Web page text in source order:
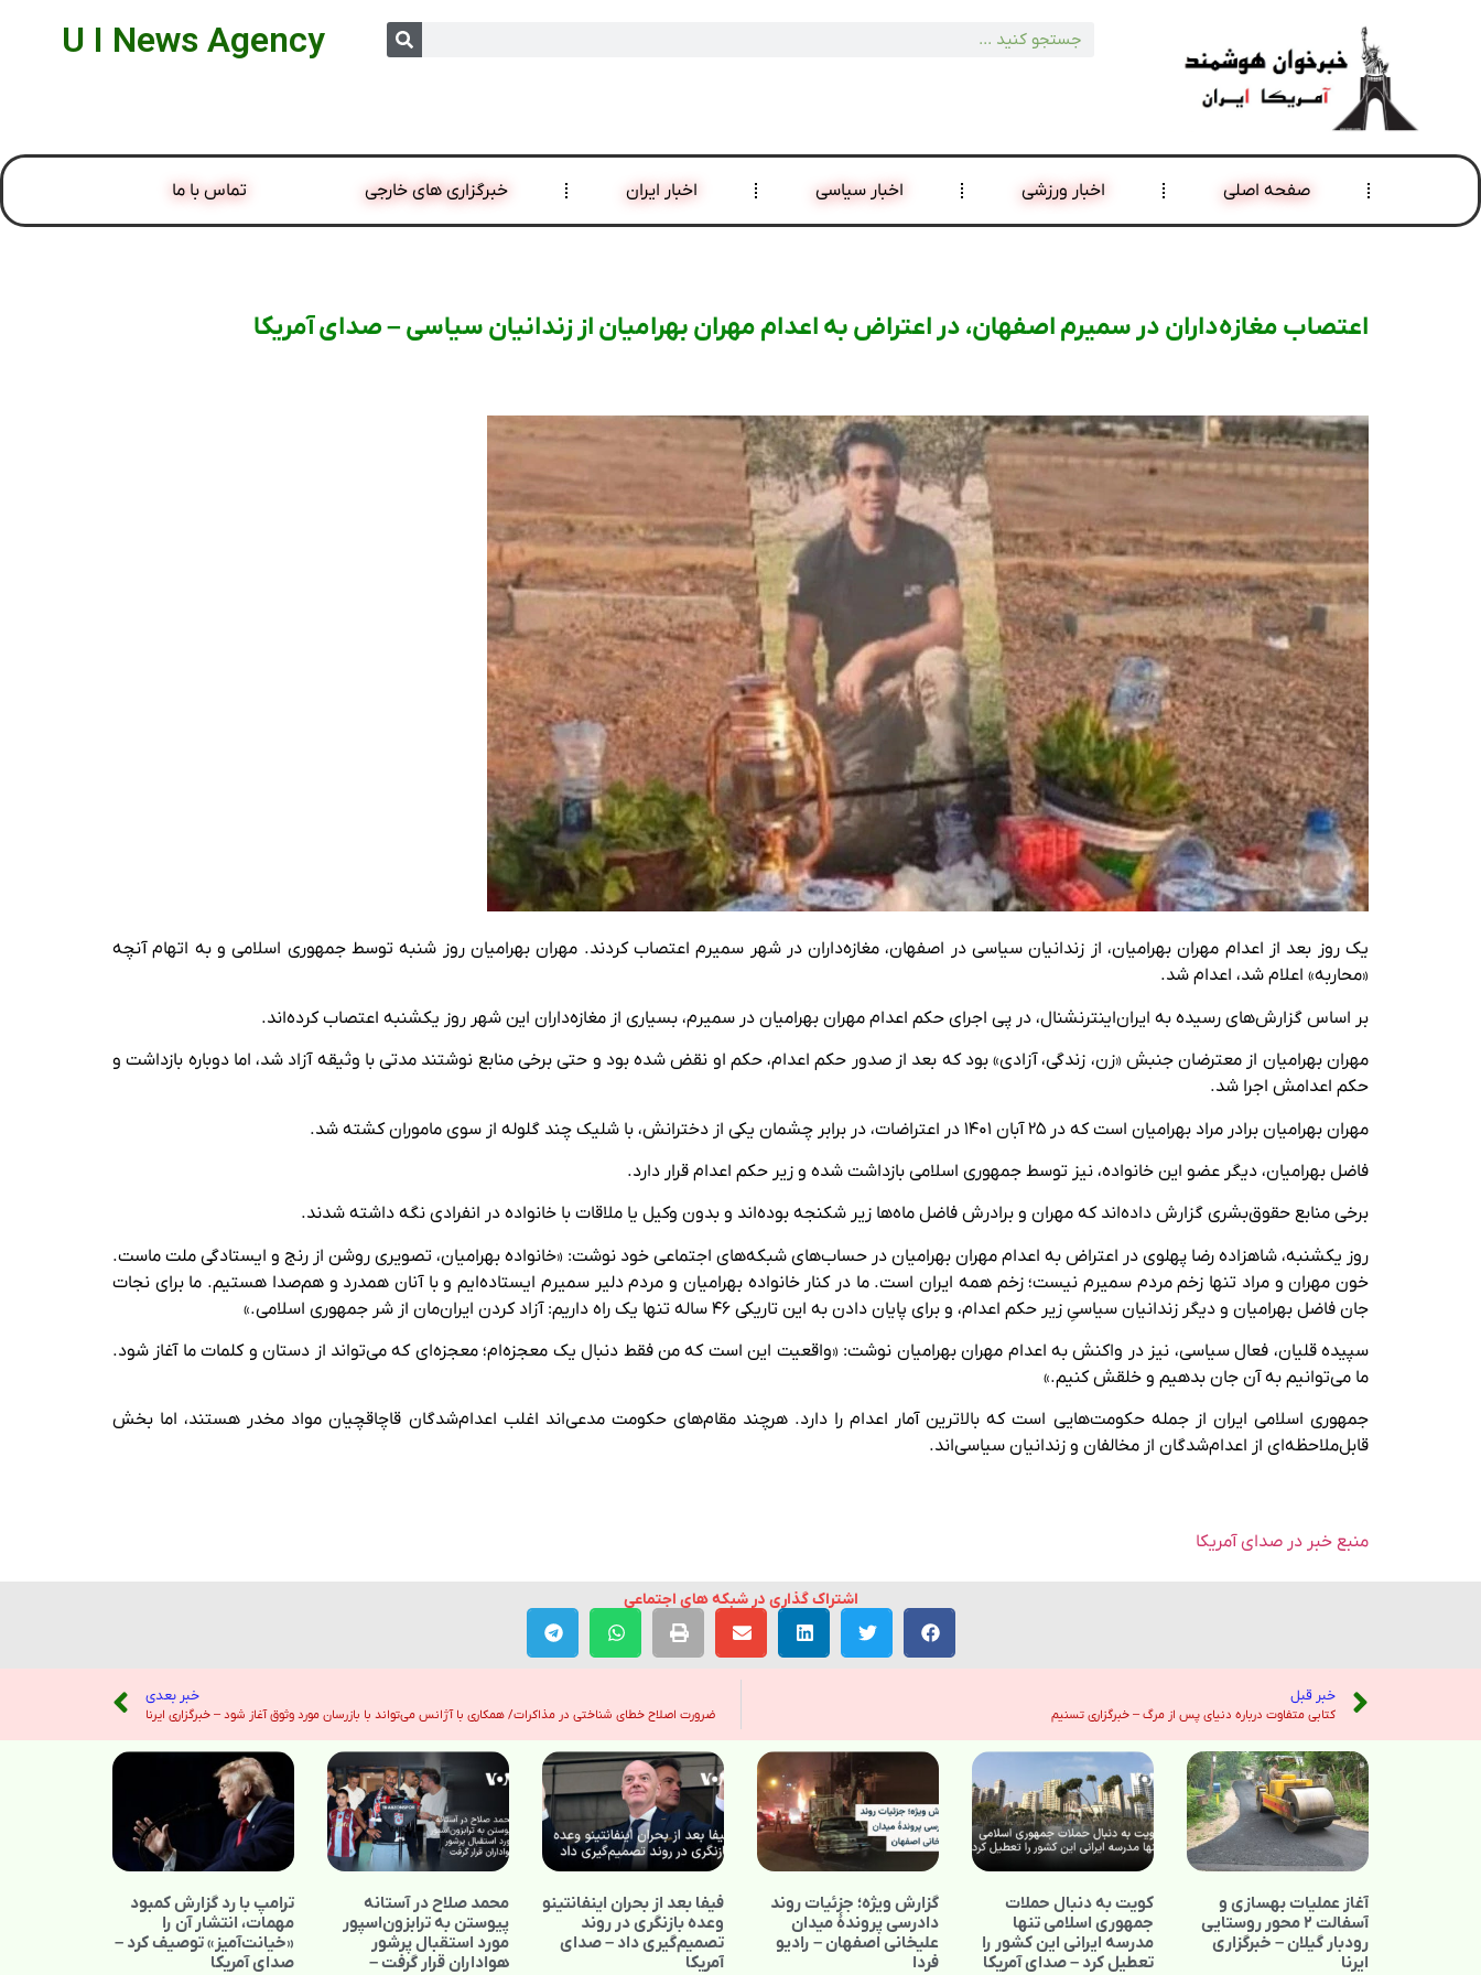
U I News Agency
صفحه اصلی اخبار ورزشی اخبار سیاسی اخبار ایران خبرگزاری های خارجی تماس با ما
اعتصاب مغازه‌داران در سمیرم اصفهان، در اعتراض به اعدام مهران بهرامیان از زندانیان سیاسی – صدای آمریکا
یک روز بعد از اعدام مهران بهرامیان، از زندانیان سیاسی در اصفهان، مغازه‌داران در شهر سمیرم اعتصاب کردند. مهران بهرامیان روز شنبه توسط جمهوری اسلامی و به اتهام آنچه
«محاربه» اعلام شد، اعدام شد.
بر اساس گزارش‌های رسیده به ایران‌اینترنشنال، در پی اجرای حکم اعدام مهران بهرامیان در سمیرم، بسیاری از مغازه‌داران این شهر روز یکشنبه اعتصاب کرده‌اند.
مهران بهرامیان از معترضان جنبش «زن، زندگی، آزادی» بود که بعد از صدور حکم اعدام، حکم او نقض شده بود و حتی برخی منابع نوشتند مدتی با وثیقه آزاد شد، اما دوباره بازداشت و
حکم اعدامش اجرا شد.
مهران بهرامیان برادر مراد بهرامیان است که در ۲۵ آبان ۱۴۰۱ در اعتراضات، در برابر چشمان یکی از دخترانش، با شلیک چند گلوله از سوی ماموران کشته شد.
فاضل بهرامیان، دیگر عضو این خانواده، نیز توسط جمهوری اسلامی بازداشت شده و زیر حکم اعدام قرار دارد.
برخی منابع حقوق‌بشری گزارش داده‌اند که مهران و برادرش فاضل ماه‌ها زیر شکنجه بوده‌اند و بدون وکیل یا ملاقات با خانواده در انفرادی نگه داشته شدند.
روز یکشنبه، شاهزاده رضا پهلوی در اعتراض به اعدام مهران بهرامیان در حساب‌های شبکه‌های اجتماعی خود نوشت: «خانواده بهرامیان، تصویری روشن از رنج و ایستادگی ملت ماست.
خون مهران و مراد تنها زخم مردم سمیرم نیست؛ زخم همه ایران است. ما در کنار خانواده بهرامیان و مردم دلیر سمیرم ایستاده‌ایم و با آنان همدرد و هم‌صدا هستیم. ما برای نجات
جان فاضل بهرامیان و دیگر زندانیان سیاسیِ زیر حکم اعدام، و برای پایان دادن به این تاریکی ۴۶ ساله تنها یک راه داریم: آزاد کردن ایران‌مان از شر جمهوری اسلامی.»
سپیده قلیان، فعال سیاسی، نیز در واکنش به اعدام مهران بهرامیان نوشت: «واقعیت این است که من فقط دنبال یک معجزه‌ام؛ معجزه‌ای که می‌تواند از دستان و کلمات ما آغاز شود.
ما می‌توانیم به آن جان بدهیم و خلقش کنیم.»
جمهوری اسلامی ایران از جمله حکومت‌هایی است که بالاترین آمار اعدام را دارد. هرچند مقام‌های حکومت مدعی‌اند اغلب اعدام‌شدگان قاچاقچیان مواد مخدر هستند، اما بخش
قابل‌ملاحظه‌ای از اعدام‌شدگان از مخالفان و زندانیان سیاسی‌اند.
منبع خبر در صدای آمریکا
اشتراک گذاری در شبکه های اجتماعی
خبر قبل
کتابی متفاوت درباره دنیای پس از مرگ – خبرگزاری تسنیم
خبر بعدی
ضرورت اصلاح خطای شناختی در مذاکرات/ همکاری با آژانس می‌تواند با بازرسان مورد وثوق آغاز شود – خبرگزاری ایرنا
آغاز عملیات بهسازی و
آسفالت ۲ محور روستایی
رودبار گیلان – خبرگزاری
ایرنا
کویت به دنبال حملات
جمهوری اسلامی تنها
مدرسه ایرانی این کشور را
تعطیل کرد – صدای آمریکا
گزارش ویژه؛ جزئیات روند
دادرسی پروندهٔ میدان
علیخانی اصفهان – رادیو
فردا
فیفا بعد از بحران اینفانتینو
وعده بازنگری در روند
تصمیم‌گیری داد – صدای
آمریکا
محمد صلاح در آستانه
پیوستن به ترابزون‌اسپور
مورد استقبال پرشور
هواداران قرار گرفت –
ترامپ با رد گزارش کمبود
مهمات، انتشار آن را
«خیانت‌آمیز» توصیف کرد –
صدای آمریکا